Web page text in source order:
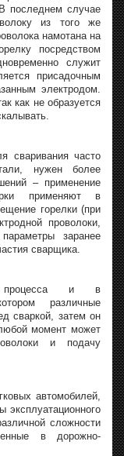
последнем случае
из того же
намотана на
посредством
служит
присадочным
электродом.
как не образуется
сваривания часто
нужен более
– применение
применяют в
горелки (при
проволоки,
заранее
сварщика.
процесса и в
различные
сваркой, затем он
момент может
и подачу
автомобилей,
сложности
в дорожно-